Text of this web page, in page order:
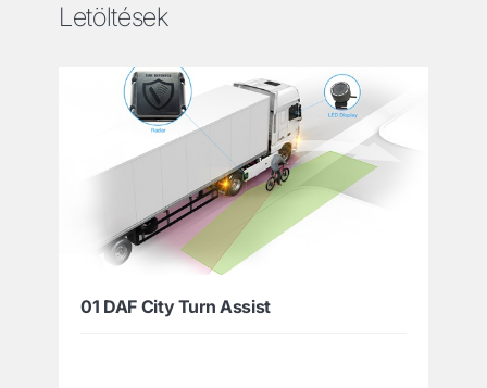
Letöltések
01 DAF City Turn Assist